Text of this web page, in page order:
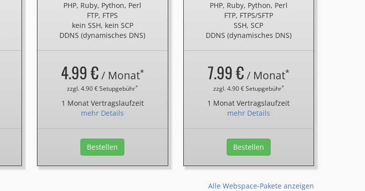
PHP, Ruby, Python, Perl
FTP, FTPS
kein SSH, kein SCP
DDNS (dynamisches DNS)
4.99 € / Monat*
zzgl. 4.90 € Setupgebühr*
1 Monat Vertragslaufzeit
mehr Details
Bestellen
PHP, Ruby, Python, Perl
FTP, FTPS/SFTP
SSH, SCP
DDNS (dynamisches DNS)
7.99 € / Monat*
zzgl. 4.90 € Setupgebühr*
1 Monat Vertragslaufzeit
mehr Details
Bestellen
Alle Webspace-Pakete anzeigen